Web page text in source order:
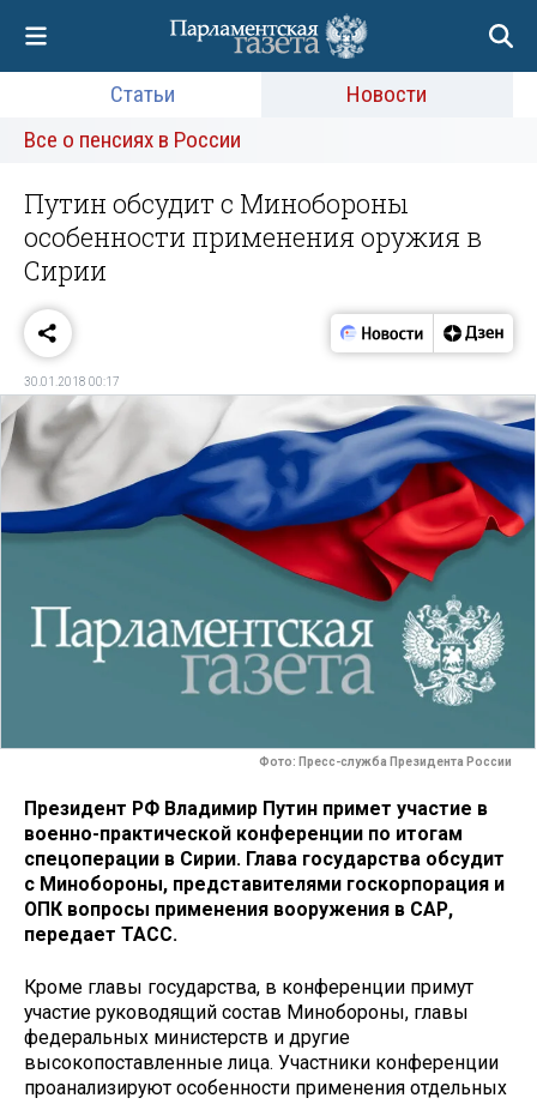
Статьи
Новости
Все о пенсиях в России
Путин обсудит с Минобороны
особенности применения оружия в
Сирии
30.01.2018 00:17
Фото: Пресс-служба Президента России
Президент РФ Владимир Путин примет участие в
военно-практической конференции по итогам
спецоперации в Сирии. Глава государства обсудит
с Минобороны, представителями госкорпорация и
ОПК вопросы применения вооружения в САР,
передает ТАСС.
Кроме главы государства, в конференции примут
участие руководящий состав Минобороны, главы
федеральных министерств и другие
высокопоставленные лица. Участники конференции
проанализируют особенности применения отдельных